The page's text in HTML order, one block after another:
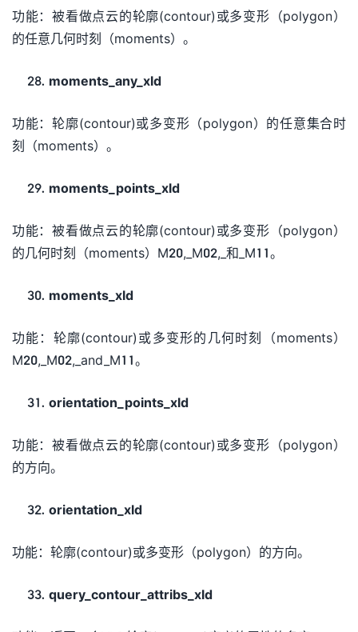
功能：被看做点云的轮廓(contour)或多变形（polygon）
的任意几何时刻（moments）。
moments_any_xld
功能：轮廓(contour)或多变形（polygon）的任意集合时
刻（moments）。
moments_points_xld
功能：被看做点云的轮廓(contour)或多变形（polygon）
的几何时刻（moments）M20,_M02,_和_M11。
moments_xld
功能：轮廓(contour)或多变形的几何时刻（moments）
M20,_M02,_and_M11。
orientation_points_xld
功能：被看做点云的轮廓(contour)或多变形（polygon）
的方向。
orientation_xld
功能：轮廓(contour)或多变形（polygon）的方向。
query_contour_attribs_xld